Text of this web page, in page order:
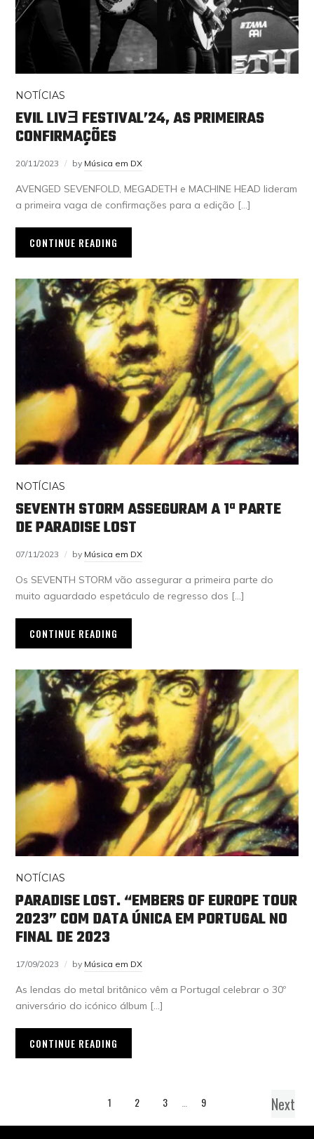
NOTÍCIAS
EVIL LIVƎ FESTIVAL’24, AS PRIMEIRAS
CONFIRMAÇÕES
20/11/2023 by Música em DX
AVENGED SEVENFOLD, MEGADETH e MACHINE HEAD lideram
a primeira vaga de confirmações para a edição […]
CONTINUE READING
NOTÍCIAS
SEVENTH STORM ASSEGURAM A 1ª PARTE
DE PARADISE LOST
07/11/2023 by Música em DX
Os SEVENTH STORM vão assegurar a primeira parte do
muito aguardado espetáculo de regresso dos […]
CONTINUE READING
NOTÍCIAS
PARADISE LOST. “EMBERS OF EUROPE TOUR
2023” COM DATA ÚNICA EM PORTUGAL NO
FINAL DE 2023
17/09/2023 by Música em DX
As lendas do metal britânico vêm a Portugal celebrar o 30º
aniversário do icónico álbum […]
CONTINUE READING
1 2 3 9 Next